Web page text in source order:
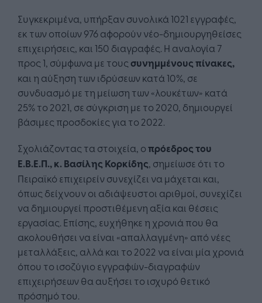
Συγκεκριμένα, υπήρξαν συνολικά 1021 εγγραφές,
εκ των οποίων 976 αφορούν νέο-δημιουργηθείσες
επιχειρήσεις, και 150 διαγραφές. Η αναλογία 7
προς 1, σύμφωνα με τουςσυνημμένους πίνακες,
και η αύξηση των ιδρύσεων κατά 10%, σε
συνδυασμό με τη μείωση των «λουκέτων» κατά
25% το 2021, σε σύγκριση με το 2020, δημιουργεί
βάσιμες προσδοκίες για το 2022.
Σχολιάζοντας τα στοιχεία, οπρόεδρος του
Ε.Β.Ε.Π., κ. Βασίλης Κορκίδης, σημείωσε ότι το
Πειραϊκό επιχειρείν συνεχίζει να μάχεται και,
όπως δείχνουν οι αδιάψευστοι αριθμοί, συνεχίζει
να δημιουργεί προστιθέμενη αξία και θέσεις
εργασίας. Επίσης, ευχήθηκε η χρονιά που θα
ακολουθήσει να είναι «απαλλαγμένη» από νέες
μεταλλάξεις, αλλά και το 2022 να είναι μία χρονιά
όπου το ισοζύγιο εγγραφών-διαγραφών
επιχειρήσεων θα αυξήσει το ισχυρό θετικό
πρόσημό του.